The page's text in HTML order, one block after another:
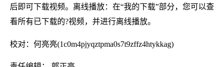
后即可下载视频。离线播放：在“我的下载”部分，您可以查
看所有已下载的?视频，并进行离线播放。
校对：何亮亮(1c0m4pjyqztpma0s7t9zffz4htykkag)